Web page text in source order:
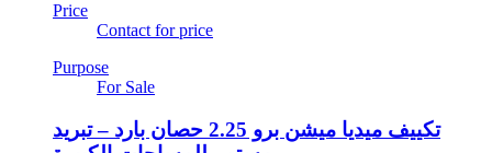
Price
Contact for price
Purpose
For Sale
تكييف ميديا ميشن برو 2.25 حصان بارد – تبريد